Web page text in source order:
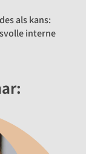
als kans:
interne